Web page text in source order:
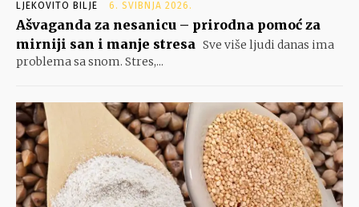
LJEKOVITO BILJE 6. SVIBNJA 2026.
Ašvaganda za nesanicu – prirodna pomoć za
mirniji san i manje stresa Sve više ljudi danas ima
problema sa snom. Stres,...